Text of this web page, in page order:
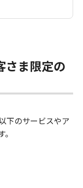
さま限定の
下のサービスやア